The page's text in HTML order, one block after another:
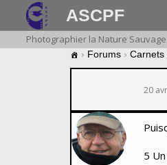
ASCPF
Photographier la Nature Sauvage
› Forums › Carnets
20
5